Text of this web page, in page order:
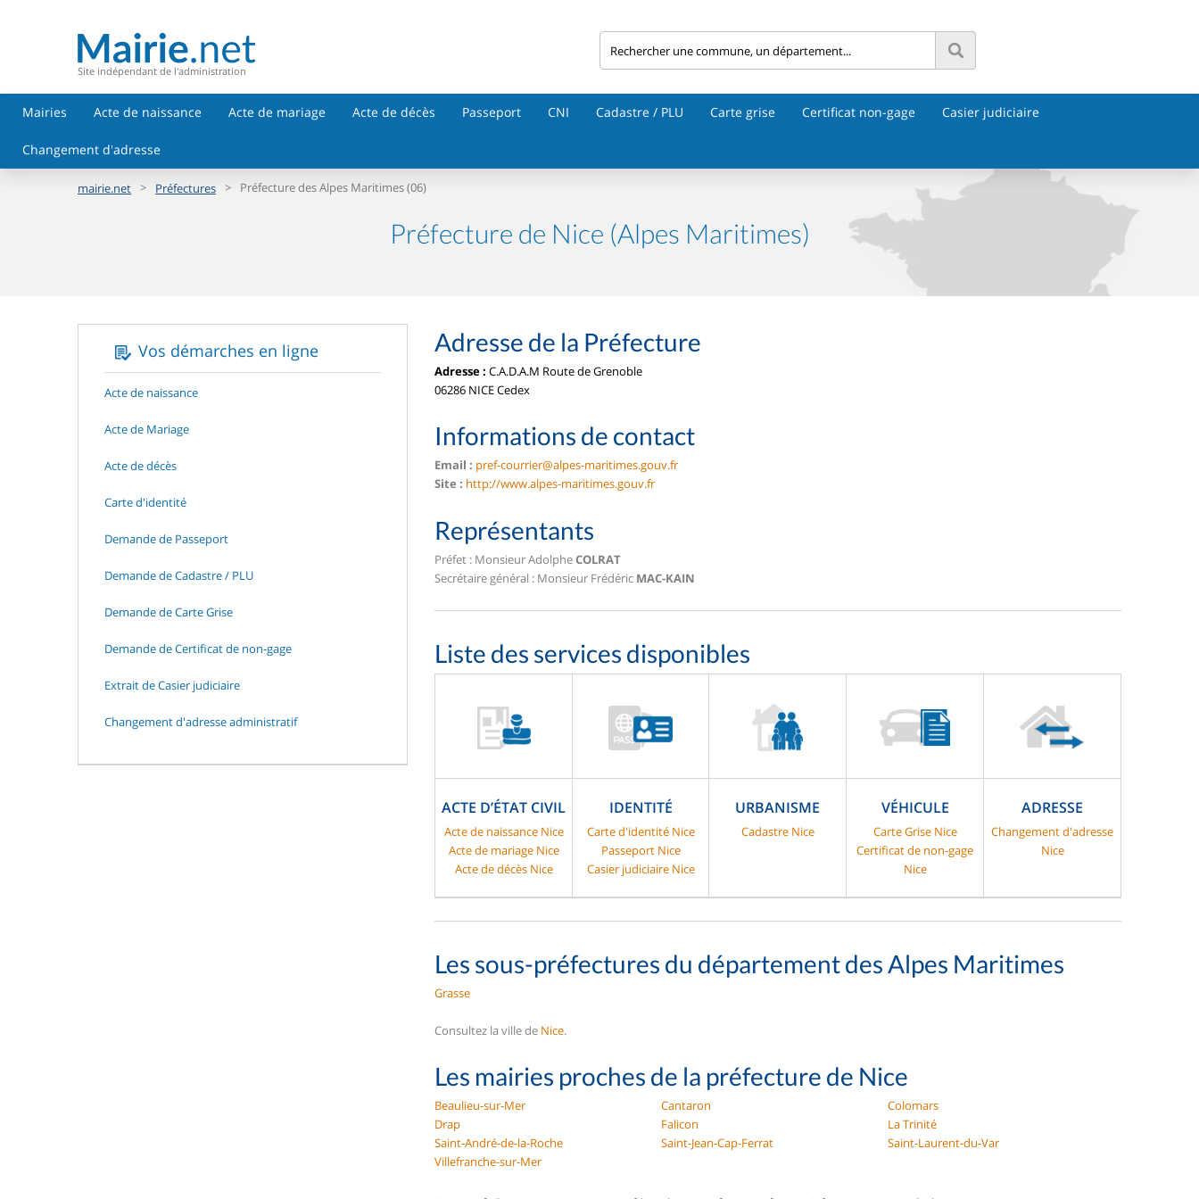
Site indépendant de l'administration
Mairies Acte de naissance Acte de mariage Acte de décès Passeport CNI Cadastre / PLU Carte grise Certificat non-gage Casier judiciaire
Changement d'adresse
mairie.net > Préfectures > Préfecture des Alpes Maritimes (06)
Préfecture de Nice (Alpes Maritimes)
Vos démarches en ligne
Acte de naissance
Acte de Mariage
Acte de décès
Carte d'identité
Demande de Passeport
Demande de Cadastre / PLU
Demande de Carte Grise
Demande de Certificat de non-gage
Extrait de Casier judiciaire
Changement d'adresse administratif
Adresse de la Préfecture
Adresse : C.A.D.A.M Route de Grenoble
06286 NICE Cedex
Informations de contact
Email : pref-courrier@alpes-maritimes.gouv.fr
Site : http://www.alpes-maritimes.gouv.fr
Représentants
Préfet : Monsieur AdolpheCOLRAT
Secrétaire général : Monsieur Frédéric MAC-KAIN
Liste des services disponibles
ACTE D’ÉTAT CIVIL
Acte de naissance Nice
Acte de mariage Nice
Acte de décès Nice
IDENTITÉ
Carte d'identité Nice
Passeport Nice
Casier judiciaire Nice
URBANISME
Cadastre Nice
VÉHICULE
Carte Grise Nice
Certificat de non-gage
Nice
ADRESSE
Changement d'adresse
Nice
Les sous-préfectures du département des Alpes Maritimes
Grasse
Consultez la ville de Nice.
Les mairies proches de la préfecture de Nice
Beaulieu-sur-Mer Cantaron
Colomars
Drap
Falicon
La Trinité
Saint-André-de-la-Roche
Saint-Jean-Cap-Ferrat
Saint-Laurent-du-Var
Villefranche-sur-Mer